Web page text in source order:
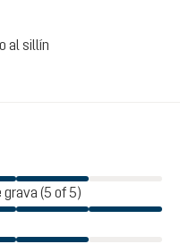
al sillín
(5 of 5)